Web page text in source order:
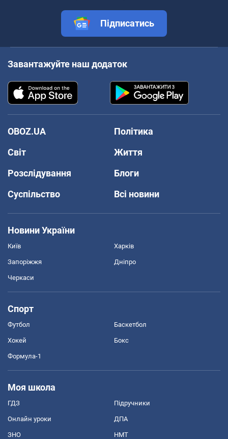
Підписатись
Завантажуйте наш додаток
OBOZ.UA
Політика
Світ
Життя
Розслідування
Блоги
Суспільство
Всі новини
Новини України
Київ Харків
Запоріжжя Дніпро
Черкаси
Спорт
Футбол Баскетбол
Хокей Бокс
Формула-1
Моя школа
ГДЗ Підручники
Онлайн уроки ДПА
ЗНО НМТ